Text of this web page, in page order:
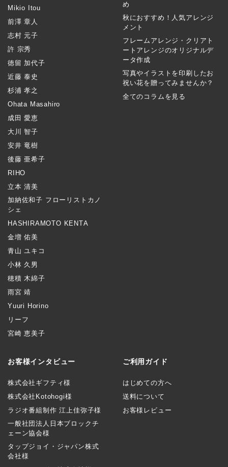
Mikio Itou
前澤 章人
志村 元子
許 宗秀
徳留 加代子
近藤 泰史
杉浦 孝之
Ohata Masahiro
成田 愛恵
大川 智子
安井 竜樹
後藤 亜希子
RIHO
立本 清美
加納佐和子 フローリストカノ
シェ
HASHIRAMOTO KENTA
金増 佑美
青山 ユキコ
小林 久男
穂積 木綿子
雨宮 靖
Yuuri Horino
リーフ
宮崎 恵美子
め
秋におすすめ！人気アレンジ
メント
フレームアレンジ・クリアト
ートアレンジのオリジナルデ
ータ作成
写真やイラストを印刷したお
祝い花を贈ってみませんか？
全てのコラムを見る
お客様インタビュー
株式会社ギフティ様
株式会社Kotohogi様
ラジオ番組制作 江上佳弥子様
一般社団法人日本ブロックチ
ェーン協会様
タップジョイ・ジャパン株式
会社様
ご利用ガイド
はじめての方へ
送料について
お客様レビュー